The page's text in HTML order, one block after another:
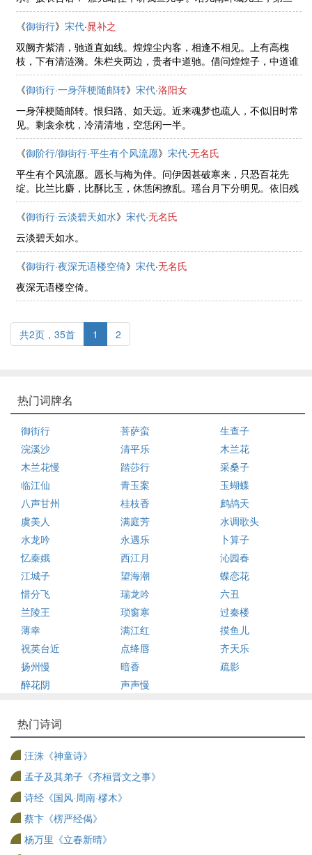
个、桥儿外，濒河西岸小红楼，门外梧桐雕砌。请教且与，低声飞
过，那里有、人人无寐。”
《御街行》宋代·晁补之
双阙齐紫清，驰道直如线。煌煌尘内客，相逢不相见。上有高槐
枝，下有清涟漪。朱栏夹两边，贵者中道驰。借问煌煌子，中道谁
行此。且复就下论，骢马知杂事。官卑有常度，那得行同路。相效
良独难，且复东西去。
《御街行·一身萍梗随邮转》宋代·洛阳女
一身萍梗随邮转。恨归路、如天远。近来魂梦也疏人，不似旧时常
见。剩衾余枕，冷清清地，空恁闲一半。
《御阶行/御街行·平生有个风流愿》宋代·无名氏
平生有个风流愿。愿长与梅为伴。问伊因甚破寒来，只恐百花先
绽。比兰比麝，比酥比玉，休恁闲撩乱。瑶台月下分明见。依旧残
妆浅。
《御街行·云淡碧天如水》宋代·无名氏
云淡碧天如水。
《御街行·夜深无语楼空倚》宋代·无名氏
夜深无语楼空倚。
共2页，35首 1 2
热门词牌名
御街行 菩萨蛮
生查子
浣溪沙
清平乐
木兰花
木兰花慢
踏莎行
采桑子
临江仙
青玉案
玉蝴蝶
八声甘州
桂枝香
鹧鸪天
虞美人
满庭芳
水调歌头
水龙吟
永遇乐
卜算子
忆秦娥
西江月
沁园春
江城子
望海潮
蝶恋花
惜分飞
瑞龙吟
六丑
兰陵王
琐窗寒
过秦楼
薄幸
满江红
摸鱼儿
祝英台近
点绛唇
齐天乐
扬州慢
暗香
疏影
醉花阴
声声慢
热门诗词
汪洙《神童诗》
孟子及其弟子《齐桓晋文之事》
诗经《国风·周南·樛木》
蔡卞《楞严经偈》
杨万里《立春新晴》